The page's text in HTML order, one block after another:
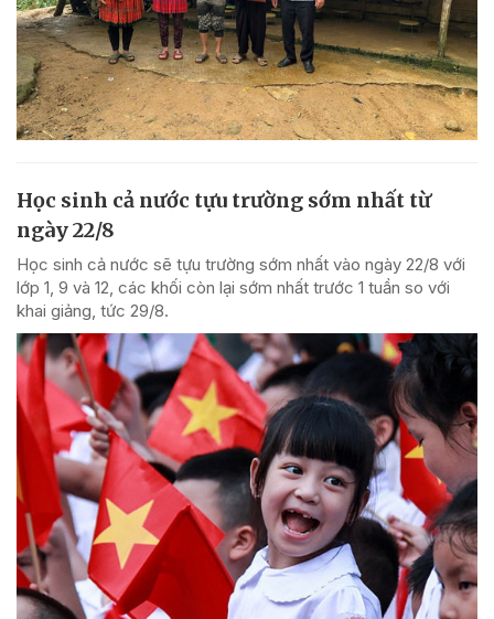
Học sinh cả nước tựu trường sớm nhất từ
ngày 22/8
Học sinh cả nước sẽ tựu trường sớm nhất vào ngày 22/8 với
lớp 1, 9 và 12, các khối còn lại sớm nhất trước 1 tuần so với
khai giảng, tức 29/8.